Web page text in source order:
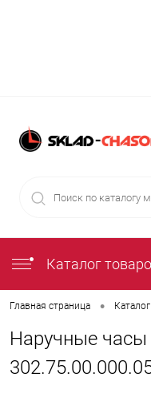
Каталог
Главная страница •
Наручные часы